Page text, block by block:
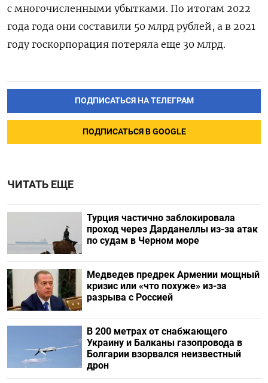
с многочисленными убытками. По итогам 2022
года года они составили 50 млрд рублей, а в 2021
году госкорпорация потеряла еще 30 млрд.
ПОДПИСАТЬСЯ НА ТЕЛЕГРАМ
ПОДПИСАТЬСЯ В GOOGLE
ЧИТАТЬ ЕЩЕ
Турция частично заблокировала
проход через Дарданеллы из-за атак
по судам в Черном море
Медведев предрек Армении мощный
кризис или «что похуже» из-за
разрыва с Россией
В 200 метрах от снабжающего
Украину и Балканы газопровода в
Болгарии взорвался неизвестный
дрон